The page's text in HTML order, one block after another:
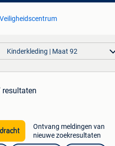
Veiligheidscentrum
Kinderkleding | Maat 92
resultaten
Ontvang meldingen van
nieuwe zoekresultaten